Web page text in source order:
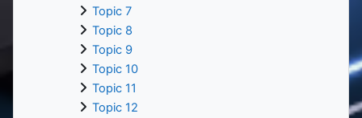
Topic 7
Topic 8
Topic 9
Topic 10
Topic 11
Topic 12